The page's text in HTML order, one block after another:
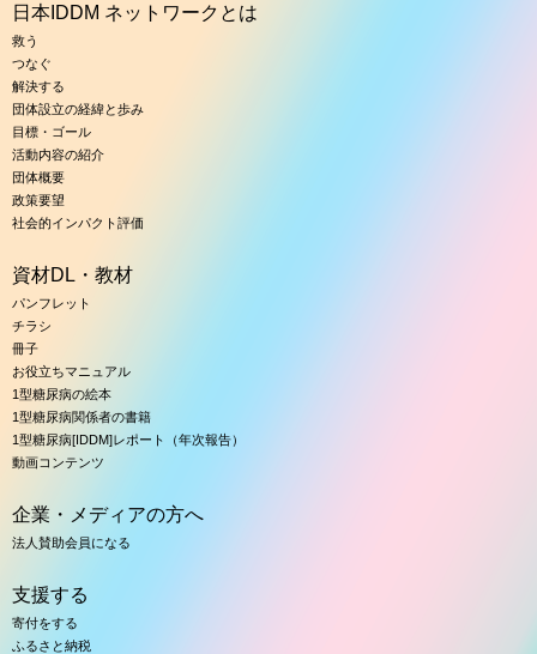
日本IDDM ネットワークとは
救う
つなぐ
解決する
団体設立の経緯と歩み
目標・ゴール
活動内容の紹介
団体概要
政策要望
社会的インパクト評価
資材DL・教材
パンフレット
チラシ
冊子
お役立ちマニュアル
1型糖尿病の絵本
1型糖尿病関係者の書籍
1型糖尿病[IDDM]レポート（年次報告）
動画コンテンツ
企業・メディアの方へ
法人賛助会員になる
支援する
寄付をする
ふるさと納税